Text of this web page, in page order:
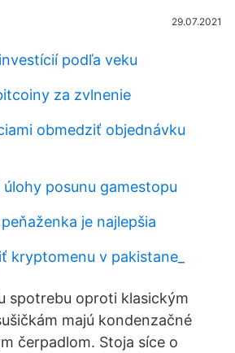
29.07.2021
podľa veku
za zvlnenie
obmedziť objednávku
úlohy posunu gamestopu
je najlepšia
kryptomenu v pakistane_
spotrebu oproti klasickým
majú kondenzačné
čerpadlom. Stoja síce o